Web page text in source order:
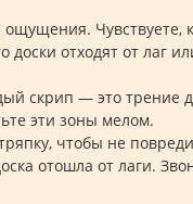
Чувствуете,
отходят от лаг
скрип — это трение
эти зоны мелом.
чтобы не
отошла от лаги.